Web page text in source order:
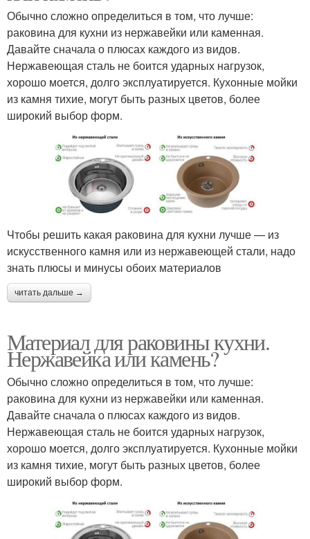
Обычно сложно определиться в том, что лучше:
раковина для кухни из нержавейки или каменная.
Давайте сначала о плюсах каждого из видов.
Нержавеющая сталь не боится ударных нагрузок,
хорошо моется, долго эксплуатируется. Кухонные мойки
из камня тихие, могут быть разных цветов, более
широкий выбор форм.
Чтобы решить какая раковина для кухни лучше — из
искусственного камня или из нержавеющей стали, надо
знать плюсы и минусы обоих материалов
читать дальше →
Материал для раковины кухни.
Нержавейка или камень?
Обычно сложно определиться в том, что лучше:
раковина для кухни из нержавейки или каменная.
Давайте сначала о плюсах каждого из видов.
Нержавеющая сталь не боится ударных нагрузок,
хорошо моется, долго эксплуатируется. Кухонные мойки
из камня тихие, могут быть разных цветов, более
широкий выбор форм.